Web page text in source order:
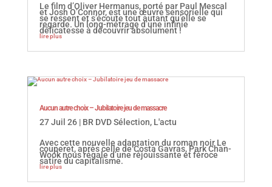
Le film d’Oliver Hermanus, porté par Paul Mescal
et Josh O’Connor, est une œuvre sensorielle qui
se ressent et s’écoute tout autant qu’elle se
regarde. Un long-métrage d’une infinie
délicatesse à découvrir absolument !
lire plus
Aucun autre choix – Jubilatoire jeu de massacre
27 Juil 26| BR DVD Sélection, L'actu
Avec cette nouvelle adaptation du roman noir Le
couperet, après celle de Costa Gavras, Park Chan-
Wook nous régale d’une réjouissante et féroce
satire du capitalisme.
lire plus